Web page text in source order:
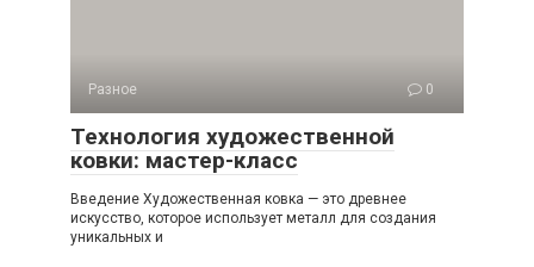
Разное 0
Технология художественной
ковки: мастер-класс
Введение Художественная ковка — это древнее
искусство, которое использует металл для создания
уникальных и